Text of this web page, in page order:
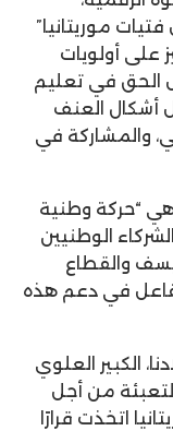
موريتانيا”
على أولويات
الحق في تعليم
أشكال العنف
والمشاركة في
هي “حركة وطنية
الوطنيين
والقطاع
في دعم هذه
الكبير العلوي
من أجل
اتخذت قرارًا